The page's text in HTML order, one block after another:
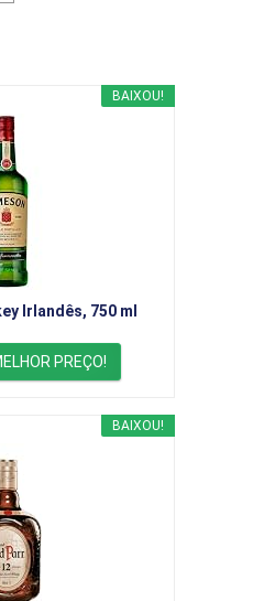
BAIXOU!
Irlandês, 750 ml
PREÇO!
BAIXOU!